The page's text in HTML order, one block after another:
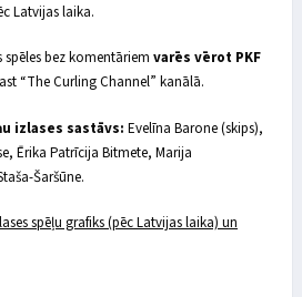
Latvijas laika.
spēles bez komentāriem varēs vērot PKF
“The Curling Channel” kanālā.
izlases sastāvs: Evelīna Barone (skips),
Ērika Patrīcija Bitmete, Marija
Šaršūne.
spēļu grafiks (pēc Latvijas laika) un